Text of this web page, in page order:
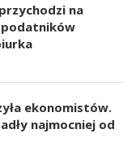
na
ekonomistów.
najmocniej od